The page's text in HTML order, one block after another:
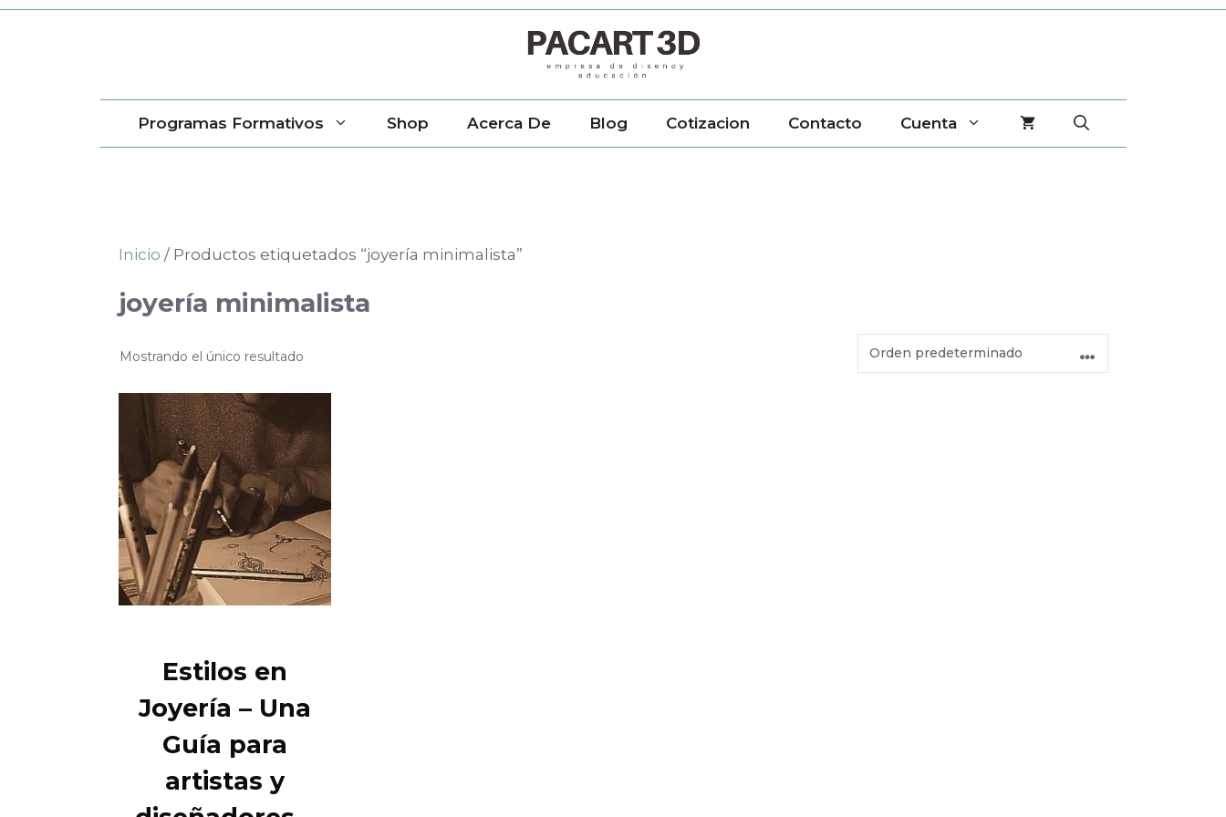
Saltar
Programas Formativos Shop Acerca De Blog Cotizacion Contacto Cuenta
Inicio / Productos etiquetados “joyería minimalista”
joyería minimalista
Mostrando el único resultado
Estilos en
Joyería – Una
Guía para
artistas y